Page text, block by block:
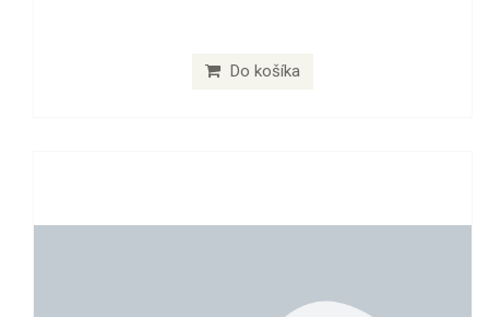
Do košíka